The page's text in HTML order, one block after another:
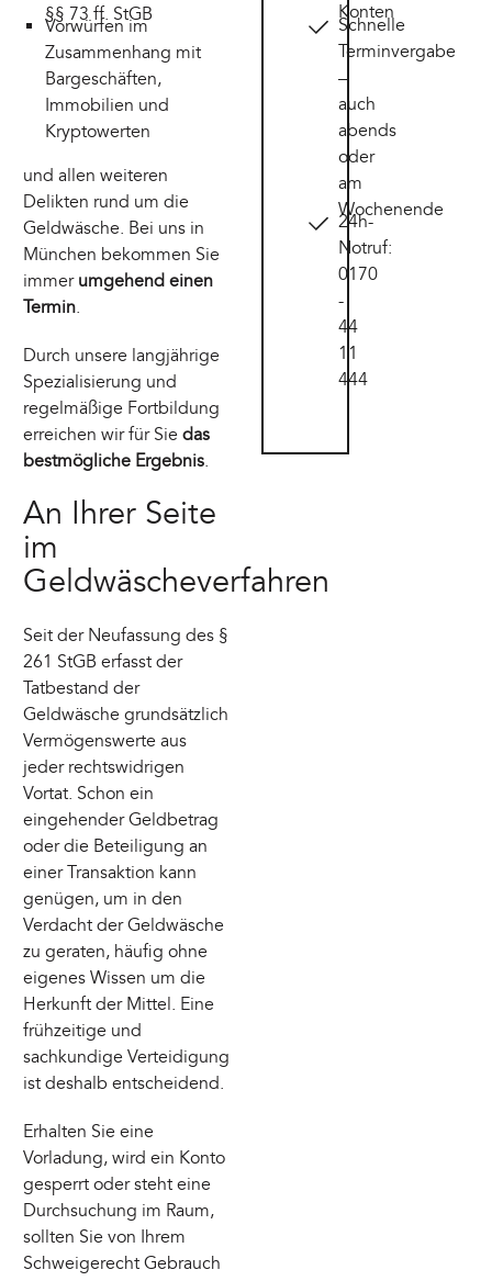
§§ 73 ff. StGB
Vorwürfen im
Zusammenhang mit
Bargeschäften,
Immobilien und
Kryptowerten
und allen weiteren
Delikten rund um die
Geldwäsche. Bei uns in
München bekommen Sie
immer umgehend einen
Termin.
Durch unsere langjährige
Spezialisierung und
regelmäßige Fortbildung
erreichen wir für Siedas
bestmögliche Ergebnis.
An Ihrer Seite
im
Geldwäscheverfahren
Seit der Neufassung des §
261 StGB erfasst der
Tatbestand der
Geldwäsche grundsätzlich
Vermögenswerte aus
jeder rechtswidrigen
Vortat. Schon ein
eingehender Geldbetrag
oder die Beteiligung an
einer Transaktion kann
genügen, um in den
Verdacht der Geldwäsche
zu geraten, häufig ohne
eigenes Wissen um die
Herkunft der Mittel. Eine
frühzeitige und
sachkundige Verteidigung
ist deshalb entscheidend.
Erhalten Sie eine
Vorladung, wird ein Konto
gesperrt oder steht eine
Durchsuchung im Raum,
sollten Sie von Ihrem
Schweigerecht Gebrauch
Konten
Schnelle
Terminvergabe
–
auch
abends
oder
am
Wochenende
24h-
Notruf:
0170
-
44
11
444